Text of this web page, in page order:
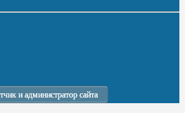
и администратор сайта